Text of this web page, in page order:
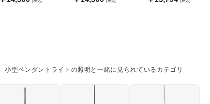
小型ペンダントライトの照明と一緒に見られているカテゴリ